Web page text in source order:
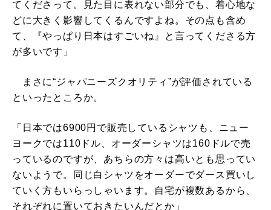
てくださって。見た目に表れない部分でも、着心地な
どに大きく影響してくるんですよね。その点も含め
て、『やっぱり日本はすごいね』と言ってくださる方
が多いです」
まさに“ジャパニーズクオリティ”が評価されている
といったところか。
「日本では6900円で販売しているシャツも、ニュー
ヨークでは110ドル、オーダーシャツは160ドルで売
っているのですが、あちらの方々は高いとも思ってい
ないようで。同じ白シャツをオーダーでダース買いし
ていく方もいらっしゃいます。自宅が複数あるから、
それぞれに置いておきたいんだとか」